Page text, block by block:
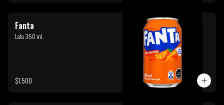
Fanta
Lata 350 ml.
$1.500